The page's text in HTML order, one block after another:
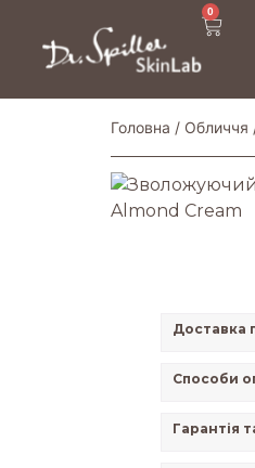
0
Головна / Обличчя
Доставка
Способи
Гарантія